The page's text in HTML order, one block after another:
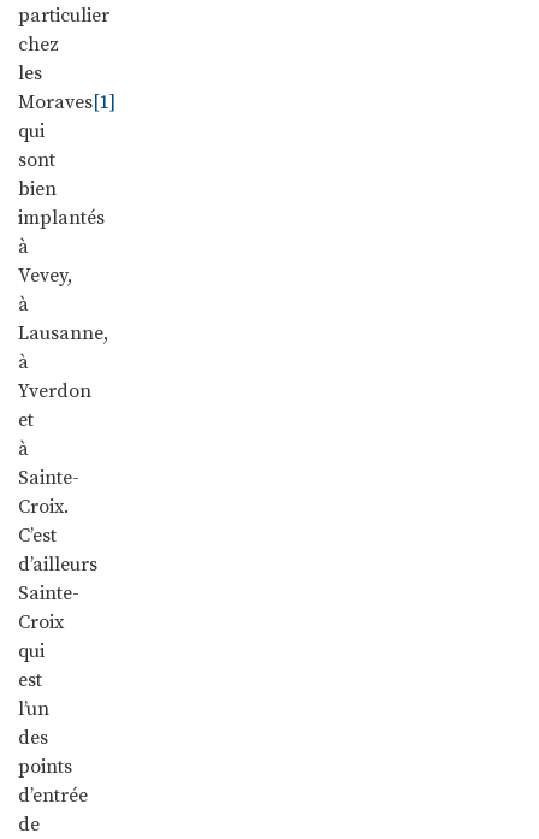
particulier
chez
les
Moraves[1]
qui
sont
bien
implantés
à
Vevey,
à
Lausanne,
à
Yverdon
et
à
Sainte-
Croix.
C’est
d’ailleurs
Sainte-
Croix
qui
est
l’un
des
points
d’entrée
de